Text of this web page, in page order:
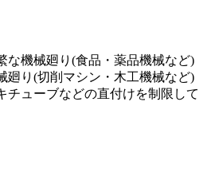
な機械廻り(食品・薬品機械など)
廻り(切削マシン・木工機械など)
チューブなどの直付けを制限して